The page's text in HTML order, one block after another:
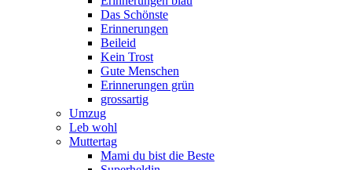
Das Schönste
Erinnerungen
Beileid
Kein Trost
Gute Menschen
Erinnerungen grün
grossartig
Umzug
Leb wohl
Muttertag
Mami du bist die Beste